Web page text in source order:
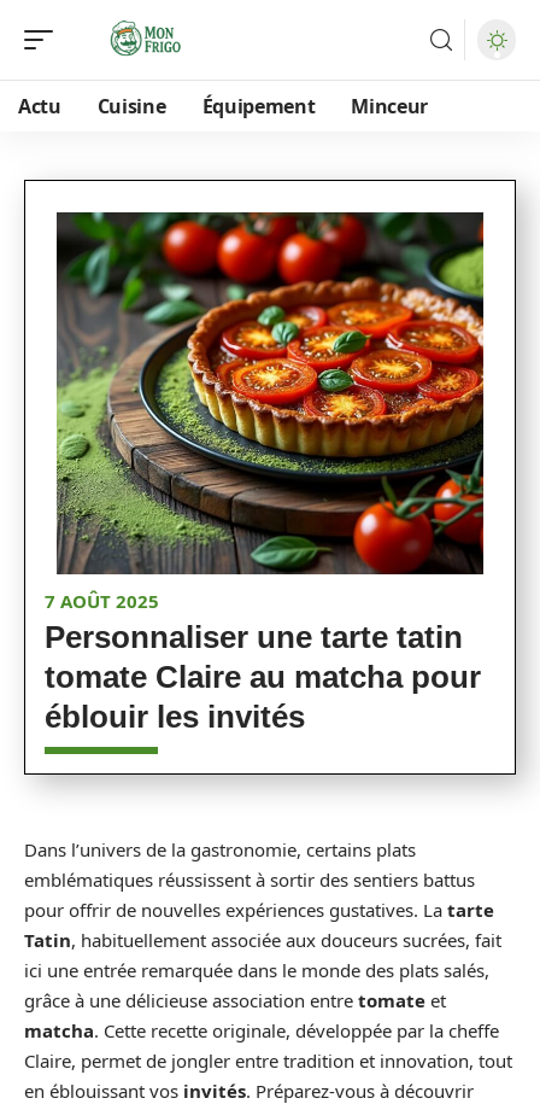
Actu Cuisine Équipement Minceur
7 AOÛT 2025
Personnaliser une tarte tatin
tomate Claire au matcha pour
éblouir les invités
Dans l’univers de la gastronomie, certains plats
emblématiques réussissent à sortir des sentiers battus
pour offrir de nouvelles expériences gustatives. La tarte
Tatin, habituellement associée aux douceurs sucrées, fait
ici une entrée remarquée dans le monde des plats salés,
grâce à une délicieuse association entre tomate et
matcha. Cette recette originale, développée par la cheffe
Claire, permet de jongler entre tradition et innovation, tout
en éblouissant vos invités. Préparez-vous à découvrir